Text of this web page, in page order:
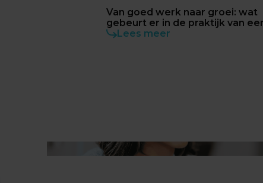
Van goed werk naar groei: wat
gebeurt er in de praktijk van
consultant?
Lees meer